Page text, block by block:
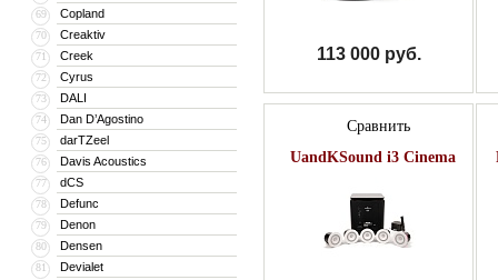
69 Copland
70 Creaktiv
71 Creek
72 Cyrus
73 DALI
74 Dan D’Agostino
75 darTZeel
76 Davis Acoustics
77 dCS
78 Defunc
79 Denon
80 Densen
81 Devialet
113 000 руб.
Сравнить
UandKSound i3 Cinema